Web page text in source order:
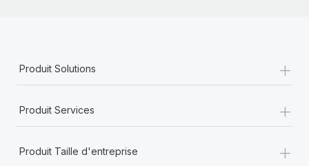
Produit Solutions +
Produit Services +
Produit Taille d'entreprise +